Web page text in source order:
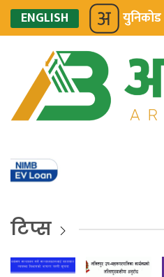
ENGLISH युनिकोड
टिप्स